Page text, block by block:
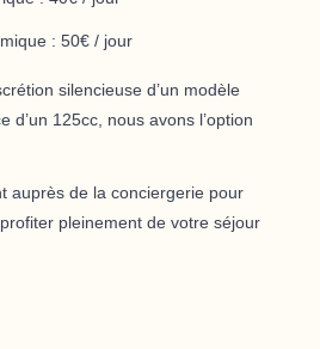
: 50€ / jour
silencieuse d’un modèle
d’un 125cc, nous avons l’option
auprès de la conciergerie pour
pleinement de votre séjour